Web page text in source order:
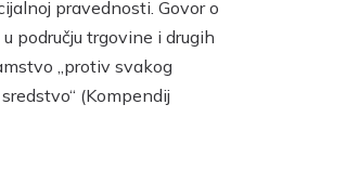
pravednosti. Govor o
području trgovine i drugih
„protiv svakog
(Kompendij